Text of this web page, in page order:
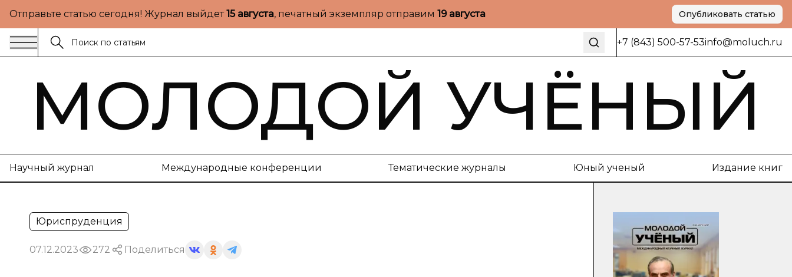
Отправьте статью сегодня! Журнал выйдет15 августа, печатный экземпляр отправим 19 августа Опубликовать статью
+7 (843) 500-57-53info@moluch.ru
МОЛОДОЙ УЧЁНЫЙ
Научный журнал Международные конференции Тематические журналы Юный ученый Издание книг
Юриспруденция
07.12.2023 272 Поделиться